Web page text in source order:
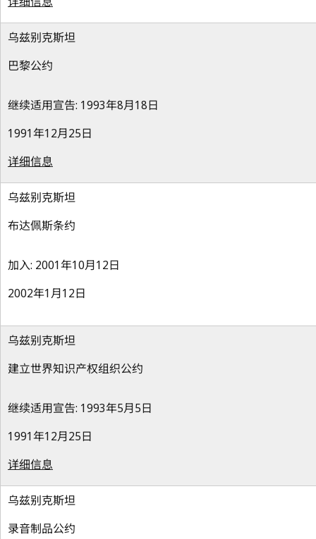
乌兹别克斯坦
巴黎公约
继续适用宣告: 1993年8月18日
1991年12月25日
详细信息
乌兹别克斯坦
布达佩斯条约
加入: 2001年10月12日
2002年1月12日
乌兹别克斯坦
建立世界知识产权组织公约
继续适用宣告: 1993年5月5日
1991年12月25日
详细信息
乌兹别克斯坦
录音制品公约